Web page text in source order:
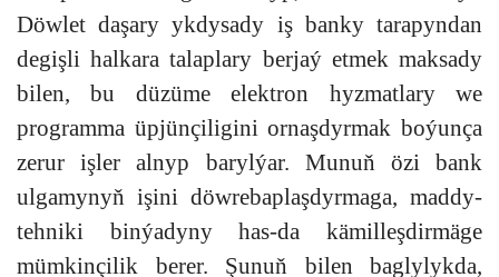
Döwlet daşary ykdysady iş banky tarapyndan
degişli halkara talaplary berjaý etmek maksady
bilen, bu düzüme elektron hyzmatlary we
programma üpjünçiligini ornaşdyrmak boýunça
zerur işler alnyp barylýar. Munuň özi bank
ulgamynyň işini döwrebaplaşdyrmaga, maddy-
tehniki binýadyny has-da kämilleşdirmäge
mümkinçilik berer. Şunuň bilen baglylykda,